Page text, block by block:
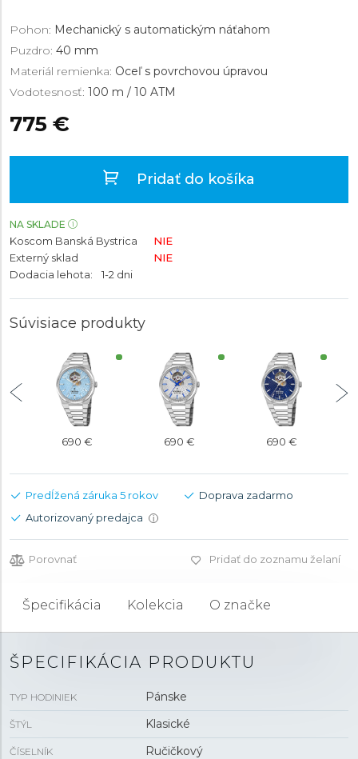
Pohon: Mechanický s automatickým náťahom
Puzdro: 40 mm
Materiál remienka: Oceľ s povrchovou úpravou
Vodotesnosť: 100 m / 10 ATM
775 €
Pridať do košíka
NA SKLADE
Koscom Banská Bystrica
NIE
Externý sklad
NIE
Dodacia lehota:
1-2 dni
Súvisiace produkty
690 € 690 € 690 €
Predĺžená záruka 5 rokov
Doprava zadarmo
Autorizovaný predajca
i
Porovnať Pridať do zoznamu želaní
Špecifikácia Kolekcia O značke
ŠPECIFIKÁCIA PRODUKTU
TYP HODINIEK Pánske
ŠTÝL Klasické
ČÍSELNÍK Ručičkový